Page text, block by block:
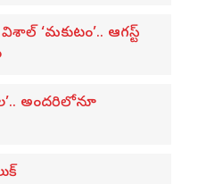
‘మకుటం’.. ఆగస్ట్
అందరిలోనూ